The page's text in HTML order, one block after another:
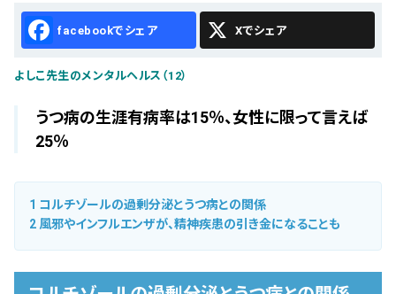
Facebook X
よしこ先生のメンタルヘルス（12）
うつ病の生涯有病率は15％、女性に限って言えば
25％
1 コルチゾールの過剰分泌とうつ病との関係
2 風邪やインフルエンザが、精神疾患の引き金になることも